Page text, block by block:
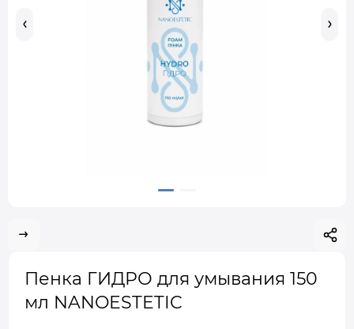
Пенка ГИДРО для умывания 150
мл NANOESTETIC